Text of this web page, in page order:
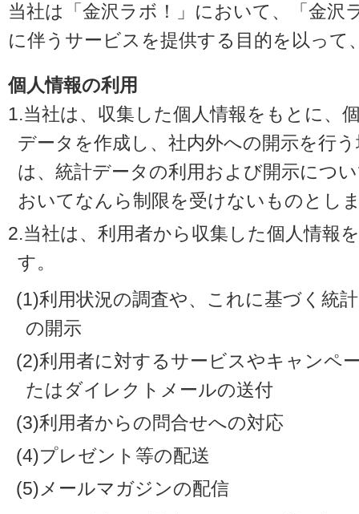
当社は「金沢ラボ！」において、「金沢
に伴うサービスを提供する目的を以って
個人情報の利用
1.当社は、収集した個人情報をもとに、
データを作成し、社内外への開示を行
は、統計データの利用および開示につ
おいてなんら制限を受けないものとし
2.当社は、利用者から収集した個人情報
す。
(1)利用状況の調査や、これに基づく統
の開示
(2)利用者に対するサービスやキャンペ
たはダイレクトメールの送付
(3)利用者からの問合せへの対応
(4)プレゼント等の配送
(5)メールマガジンの配信